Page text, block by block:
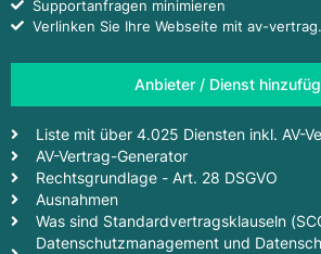
Supportanfragen minimieren
Verlinken Sie Ihre Webseite mit av-
Anbieter / Dienst
Liste mit über 4.025 Diensten inkl. AV-
AV-Vertrag-Generator
Rechtsgrundlage - Art. 28 DSGVO
Ausnahmen
Was sind Standardvertragsklauseln
Datenschutzmanagement und